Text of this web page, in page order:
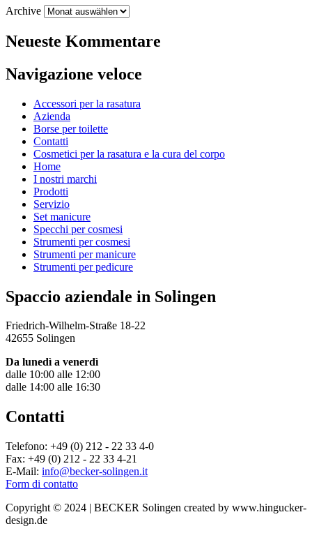
Archive
Neueste Kommentare
Navigazione veloce
Accessori per la rasatura
Azienda
Borse per toilette
Contatti
Cosmetici per la rasatura e la cura del corpo
Home
I nostri marchi
Prodotti
Servizio
Set manicure
Specchi per cosmesi
Strumenti per cosmesi
Strumenti per manicure
Strumenti per pedicure
Spaccio aziendale in Solingen
Friedrich-Wilhelm-Straße 18-22
42655 Solingen
Da lunedì a venerdì
dalle 10:00 alle 12:00
dalle 14:00 alle 16:30
Contatti
Telefono: +49 (0) 212 - 22 33 4-0
Fax: +49 (0) 212 - 22 33 4-21
E-Mail: info@becker-solingen.it
Form di contatto
Copyright © 2024 | BECKER Solingen created by www.hingucker-
design.de